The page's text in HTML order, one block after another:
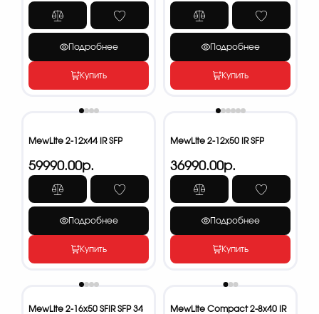
Подробнее
Купить
Подробнее
Купить
MewLite 2-12x44 IR SFP
59990.00р.
Подробнее
Купить
MewLite 2-12x50 IR SFP
36990.00р.
Подробнее
Купить
MewLite 2-16x50 SFIR SFP 34
MewLite Compact 2-8x40 IR